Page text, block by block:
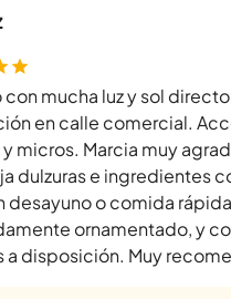
mucha luz y sol
en calle comercial.
micros. Marcia muy
dulzuras e ingredientes
desayuno o comida
ornamentado, y
a disposición. Muy